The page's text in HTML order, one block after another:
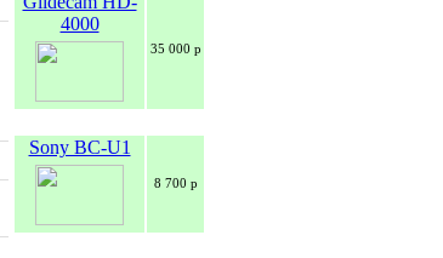
4000
35 000 р
Sony BC-U1
8 700 р